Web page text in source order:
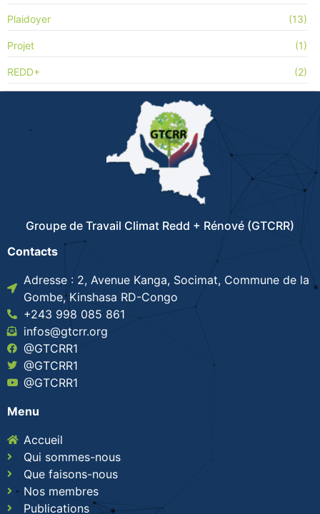
Plaidoyer (13)
Projet (1)
REDD+ (2)
Groupe de Travail Climat Redd + Rénové (GTCRR)
Contacts
Adresse : 2, Avenue Kanga, Socimat, Commune de la
Gombe, Kinshasa RD-Congo
+243 998 085 861
infos@gtcrr.org
@GTCRR1
@GTCRR1
@GTCRR1
Menu
Accueil
Qui sommes-nous
Que faisons-nous
Nos membres
Publications